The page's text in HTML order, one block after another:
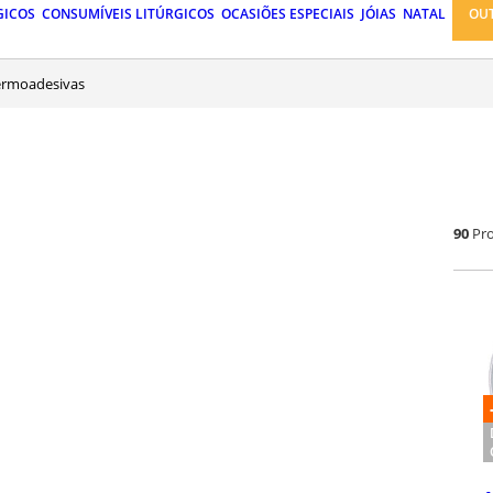
CONSUMÍVEIS LITÚRGICOS OCASIÕES ESPECIAIS JÓIAS NATAL
90